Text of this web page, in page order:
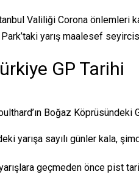
Valiliği Corona önlemleri
yarış maalesef
GP Tarihi
Boğaz Köprüsündeki
yarışa sayılı günler kala,
geçmeden önce pist